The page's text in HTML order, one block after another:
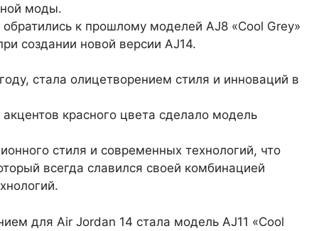
моды.
к прошлому моделей AJ8 «Cool Grey»
создании новой версии AJ14.
стала олицетворением стиля и инноваций в
красного цвета сделало модель
стиля и современных технологий, что
всегда славился своей комбинацией
для Air Jordan 14 стала модель AJ11 «Cool